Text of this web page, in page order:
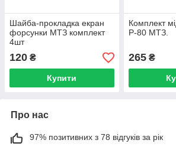
Шайба-прокладка екран
форсунки МТЗ комплект
4шт
120 ₴
Купити
Комплект
Р-80 МТЗ.
265₴
Про нас
97% позитивних з 78 відгуків за рік